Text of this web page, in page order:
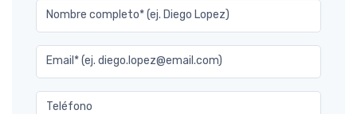
Nombre completo* (ej. Diego Lopez)
Email* (ej. diego.lopez@email.com)
Teléfono